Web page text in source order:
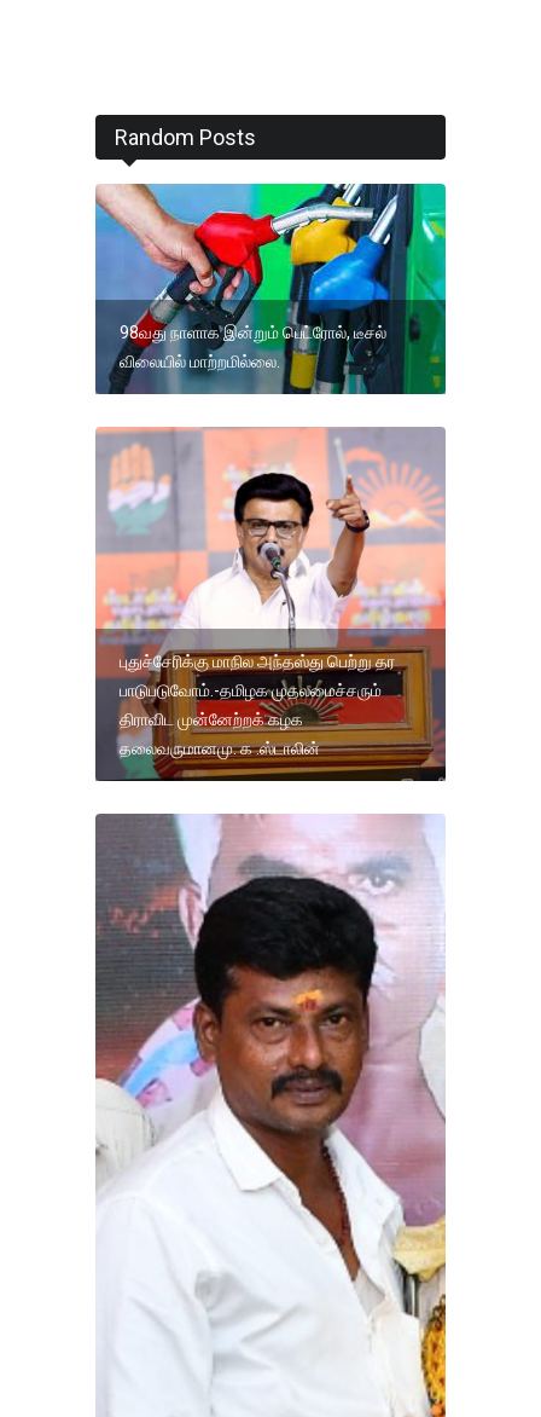
Random Posts
98வது நாளாக இன்றும் பெட்ரோல், டீசல்
விலையில் மாற்றமில்லை.
புதுச்சேரிக்கு மாநில அந்தஸ்து பெற்று தர
பாடுபடுவோம்.-தமிழக முதலமைச்சரும்
திராவிட முன்னேற்றக் கழக
தலைவருமானமு. க .ஸ்டாலின்